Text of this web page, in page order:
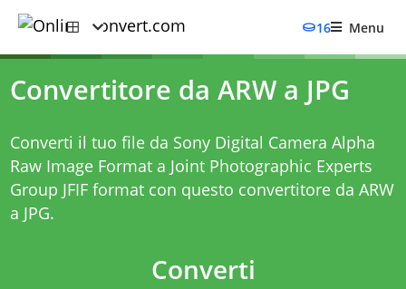
16 Menu
Convertitore da ARW a JPG
Converti il tuo file da Sony Digital Camera Alpha
Raw Image Format a Joint Photographic Experts
Group JFIF format con questo convertitore da ARW
a JPG.
Converti